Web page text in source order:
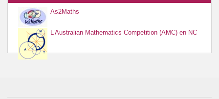
As2Maths
L’Australian Mathematics Competition (AMC) en NC